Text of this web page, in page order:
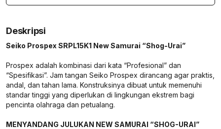
Deskripsi
Seiko Prospex SRPL15K1 New Samurai “Shog-Urai”
Prospex adalah kombinasi dari kata “Profesional” dan
“Spesifikasi”. Jam tangan Seiko Prospex dirancang agar praktis,
andal, dan tahan lama. Konstruksinya dibuat untuk memenuhi
standar tinggi yang diperlukan di lingkungan ekstrem bagi
pencinta olahraga dan petualang.
MENYANDANG JULUKAN NEW SAMURAI “SHOG-URAI”